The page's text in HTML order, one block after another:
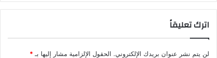
اترك تعليقاً
لن يتم نشر عنوان بريدك الإلكتروني. الحقول الإلزامية مشار إليها بـ *